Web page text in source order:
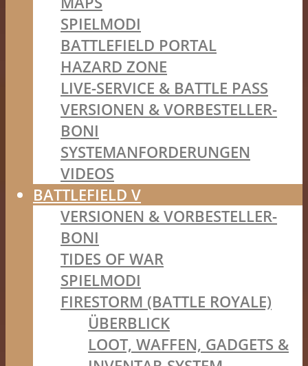
SPIELMODI
BATTLEFIELD PORTAL
HAZARD ZONE
LIVE-SERVICE & BATTLE PASS
VERSIONEN & VORBESTELLER-
BONI
SYSTEMANFORDERUNGEN
VIDEOS
BATTLEFIELD V
VERSIONEN & VORBESTELLER-
BONI
TIDES OF WAR
SPIELMODI
FIRESTORM (BATTLE ROYALE)
ÜBERBLICK
LOOT, WAFFEN, GADGETS &